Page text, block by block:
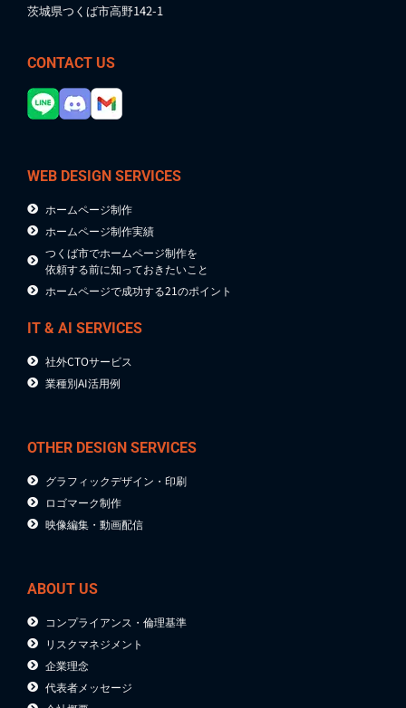
茨城県つくば市高野142-1
CONTACT US
WEB DESIGN SERVICES
ホームページ制作
ホームページ制作実績
つくば市でホームページ制作を
依頼する前に知っておきたいこと
ホームページで成功する21のポイント
IT & AI SERVICES
社外CTOサービス
業種別AI活用例
OTHER DESIGN SERVICES
グラフィックデザイン・印刷
ロゴマーク制作
映像編集・動画配信
ABOUT US
コンプライアンス・倫理基準
リスクマネジメント
企業理念
代表者メッセージ